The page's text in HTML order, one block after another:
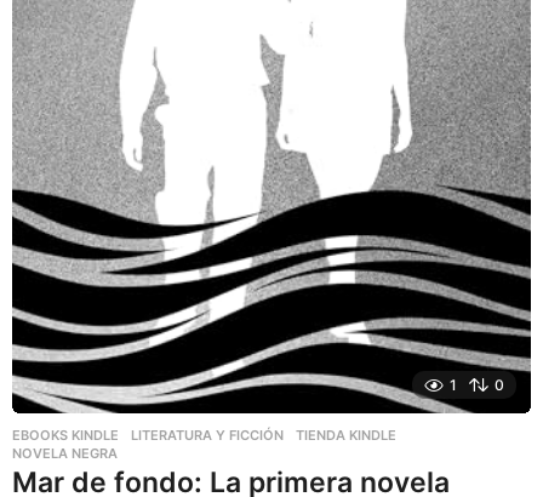
1 0
EBOOKS KINDLE ,LITERATURA Y FICCIÓN ,TIENDA KINDLE
NOVELA NEGRA
Mar de fondo: La primera novela